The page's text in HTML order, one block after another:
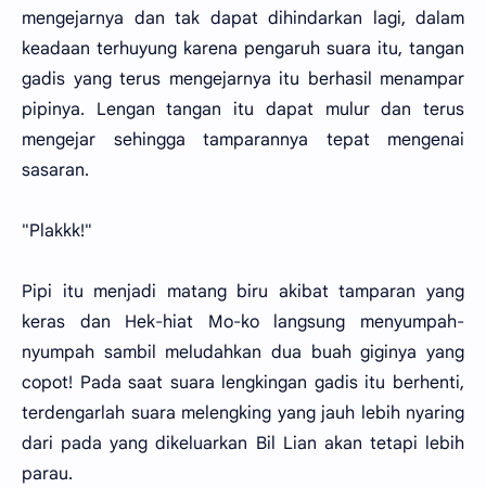
mengejarnya dan tak dapat dihindarkan lagi, dalam
keadaan terhuyung karena pengaruh suara itu, tangan
gadis yang terus mengejarnya itu berhasil menampar
pipinya. Lengan tangan itu dapat mulur dan terus
mengejar sehingga tamparannya tepat mengenai
sasaran.
"Plakkk!"
Pipi itu menjadi matang biru akibat tamparan yang
keras dan Hek-hiat Mo-ko langsung menyumpah-
nyumpah sambil meludahkan dua buah giginya yang
copot! Pada saat suara lengkingan gadis itu berhenti,
terdengarlah suara melengking yang jauh lebih nyaring
dari pada yang dikeluarkan Bil Lian akan tetapi lebih
parau.